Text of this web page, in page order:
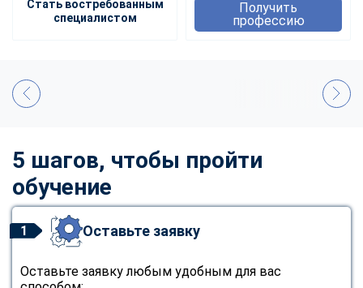
Стать востребованным
специалистом
Получить
профессию
5 шагов, чтобы пройти
обучение
1 Оставьте заявку
Оставьте заявку любым удобным для вас